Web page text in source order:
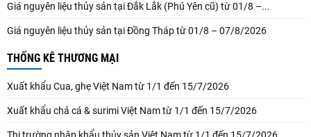
Giá nguyên liệu thủy sản tại Đắk Lắk (Phú Yên cũ) từ 01/8 –...
Giá nguyên liệu thủy sản tại Đồng Tháp từ 01/8 – 07/8/2026
THỐNG KÊ THƯƠNG MẠI
Xuất khẩu Cua, ghẹ Việt Nam từ 1/1 đến 15/7/2026
Xuất khẩu chả cá & surimi Việt Nam từ 1/1 đến 15/7/2026